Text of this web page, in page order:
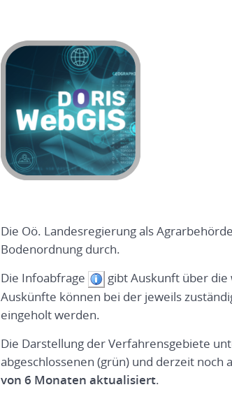
Die Oö. Landesregierung als
Bodenordnung durch.
Die Infoabfrage
gibt Auskunft über
Auskünfte können bei der jeweils
eingeholt werden.
Die Darstellung der Verfahrensgebiete
abgeschlossenen (grün) und derzeit noch
von 6 Monaten aktualisiert.